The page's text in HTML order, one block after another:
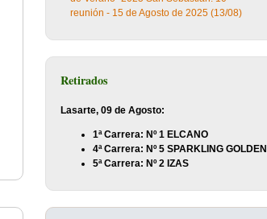
reunión - 15 de Agosto de 2025 (13/08)
Retirados
Lasarte, 09 de Agosto:
1ª Carrera: Nº 1 ELCANO
4ª Carrera: Nº 5 SPARKLING GOLDEN
5ª Carrera: Nº 2 IZAS